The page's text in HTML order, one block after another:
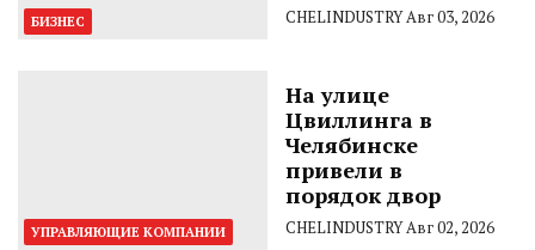
БИЗНЕС CHELINDUSTRYАвг 03, 2026
УПРАВЛЯЮЩИЕ КОМПАНИИ
На улице
Цвиллинга в
Челябинске
привели в
порядок двор
CHELINDUSTRYАвг 02, 2026